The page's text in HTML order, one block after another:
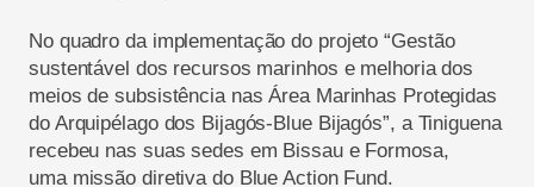
No quadro da implementação do projeto “Gestão
sustentável dos recursos marinhos e melhoria dos
meios de subsistência nas Área Marinhas Protegidas
do Arquipélago dos Bijagós-Blue Bijagós”, a Tiniguena
recebeu nas suas sedes em Bissau e Formosa,
uma missão diretiva do Blue Action Fund.